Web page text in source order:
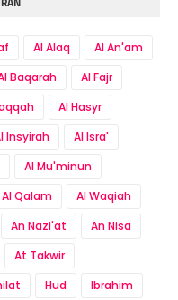
Al Alaq
Al An'am
Baqarah
Al Fajr
Al Hasyr
Insyirah
Al Isra'
Al Mu'minun
Al Qalam
Al Waqiah
An Nazi'at
An Nisa
At Takwir
Hud
Ibrahim